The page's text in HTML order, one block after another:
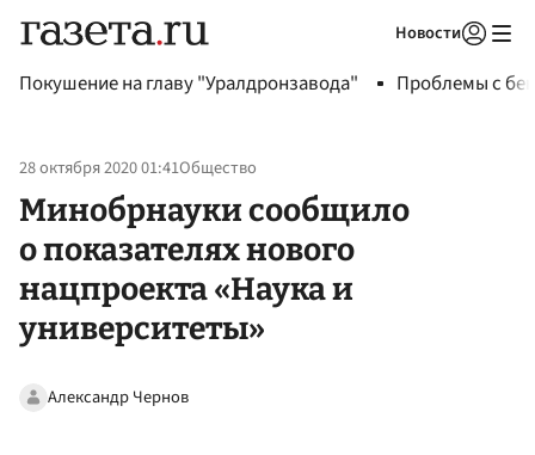
Новости
Покушение на главу "Уралдронзавода" Проблемы с
28 октября 2020 01:41Общество
Минобрнауки сообщило
о показателях нового
нацпроекта «Наука и
университеты»
Александр Чернов